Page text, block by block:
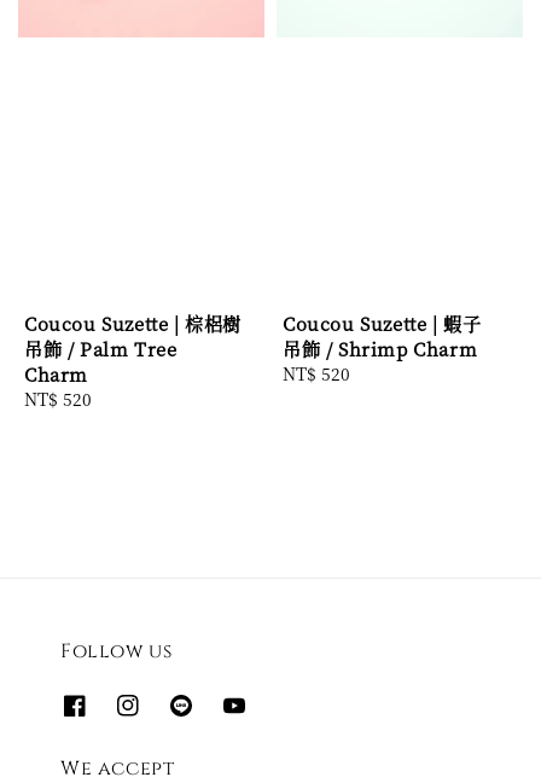
Coucou Suzette | 棕梠樹
吊飾 / Palm Tree
Charm
Regular
NT$ 520
Coucou Suzette | 蝦子
吊飾 / Shrimp Charm
Regular
NT$ 520
Follow us
We accept